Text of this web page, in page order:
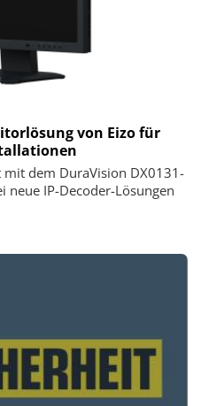
von Eizo für
dem DuraVision DX0131-
neue IP-Decoder-Lösungen